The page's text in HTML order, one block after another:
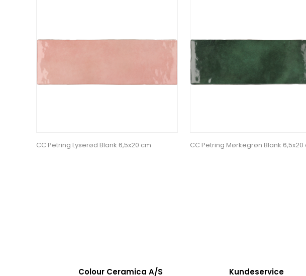
CC Petring Lyserød Blank 6,5x20 cm CC Petring Mørkegrøn Blank 6,5x20
Colour Ceramica A/S Kundeservice